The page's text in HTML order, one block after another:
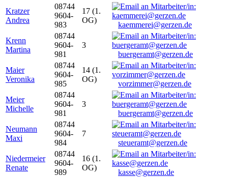
Kratzer
Andrea
08744
9604-
983
17 (1.
OG)
kaemmerei@gerzen.de
Krenn
Martina
08744
9604-
981
3
buergeramt@gerzen.de
Maier
Veronika
08744
9604-
985
14 (1.
OG)
vorzimmer@gerzen.de
Meier
Michelle
08744
9604-
981
3
buergeramt@gerzen.de
Neumann
Maxi
08744
9604-
984
7
steueramt@gerzen.de
Niedermeier
Renate
08744
9604-
989
16 (1.
OG)
kasse@gerzen.de